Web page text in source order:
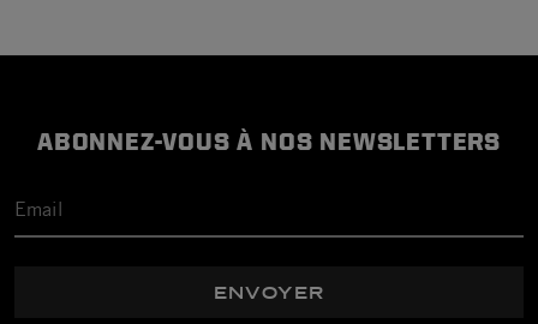
ABONNEZ-VOUS À NOS NEWSLETTERS
ENVOYER